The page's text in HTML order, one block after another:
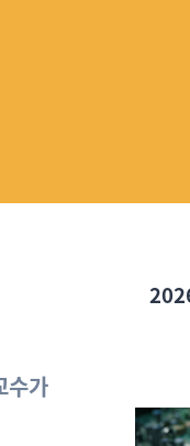
수가